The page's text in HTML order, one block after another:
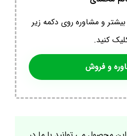
و مشاوره روی دکمه زیر
کنید.
و فروش